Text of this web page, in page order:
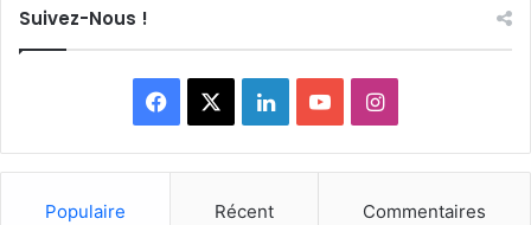
Suivez-Nous !
a
L
i
o
I
n
Populaire Récent Commentaires